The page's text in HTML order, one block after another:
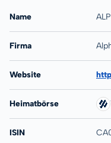
Name
Firma
Website
Heimatbörse
ISIN